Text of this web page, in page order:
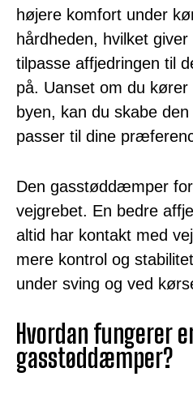
højere komfort under
hårdheden, hvilket
tilpasse affjedringen til
på. Uanset om du
byen, kan du skabe
passer til dine
Den gasstøddæmper
vejgrebet. En bedre
altid har kontakt med
mere kontrol og
under sving og ved
Hvordan fungerer
gasstøddæmper?